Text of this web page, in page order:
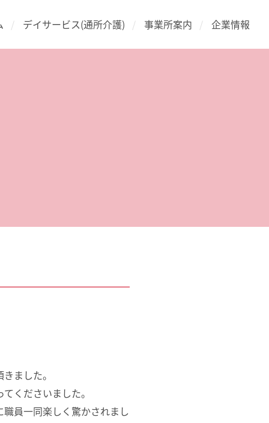
デイサービス(通所介護) 事業所案内 企業情報
ました。
くださいました。
員一同楽しく驚かされまし